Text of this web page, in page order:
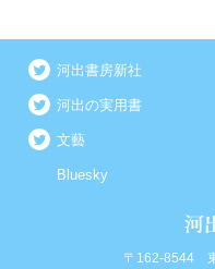
河出書房新社
河出の実用書
文藝
Bluesky
〒162-8544